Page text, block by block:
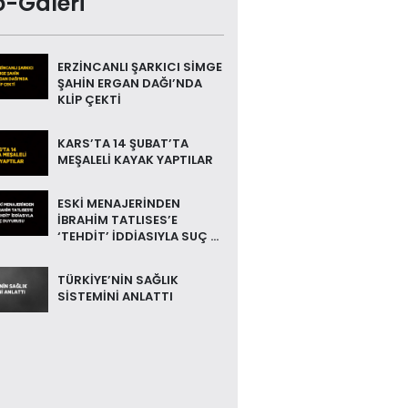
ERZİNCANLI ŞARKICI SİMGE
ŞAHİN ERGAN DAĞI’NDA
KLİP ÇEKTİ
KARS’TA 14 ŞUBAT’TA
MEŞALELİ KAYAK YAPTILAR
ESKİ MENAJERİNDEN
İBRAHİM TATLISES’E
‘TEHDİT’ İDDİASIYLA SUÇ ...
TÜRKİYE’NİN SAĞLIK
SİSTEMİNİ ANLATTI